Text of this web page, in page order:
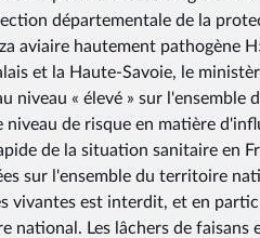
départementale de la
aviaire hautement pathogène
et la Haute-Savoie, le
niveau « élevé » sur
de risque en matière
de la situation sanitaire en
sur l'ensemble du territoire
est interdit, et en
Les lâchers de faisans